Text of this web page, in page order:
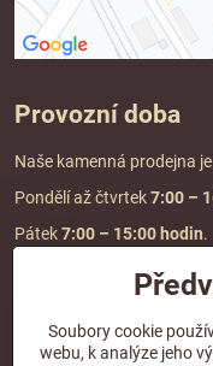
Provozní doba
Naše kamenná prodejna
Pondělí až čtvrtek7:00 –
Pátek7:00 – 15:00 hodin.
Doprava a platba
Soubory cookie
webu, k analýze jeho